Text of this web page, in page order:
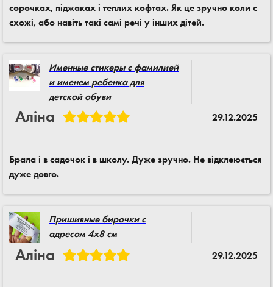
сорочках, піджаках і теплих кофтах. Як це зручно коли є
схожі, або навіть такі самі речі у інших дітей.
Именные стикеры с фамилией
и именем ребенка для
детской обуви
Аліна 29.12.2025
Брала і в садочок і в школу. Дуже зручно. Не відклеюється
дуже довго.
Пришивные бирочки с
адресом 4x8 см
Аліна 29.12.2025